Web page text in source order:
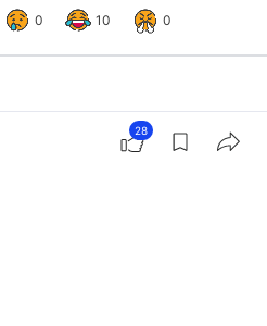
0 10 0
已收到中國採購
28